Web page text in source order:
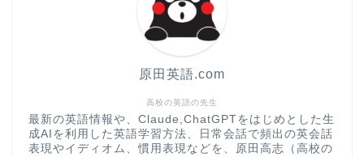
高校の英語の先生
原田英語.com
最新の英語情報や、Claude,ChatGPTをはじめとした生
成AIを利用した英語学習方法、日常会話で頻出の英会話
表現やイディオム、慣用表現などを、原田高志（高校の
英語名言・格言・カッコい
い英語＆素敵な英文フレー
CONTACT